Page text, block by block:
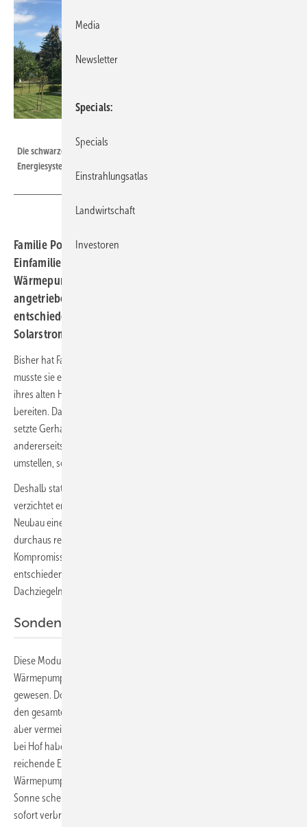
Die schwarzen Module auf dem Dach sind das Herz des gesamten
Energiesystems.
Familie Popp hat sich beim Neubau ihres
Einfamilienhauses für ein modernes Energiekonzept aus
Wärmepumpenheizung und Elektroauto – beides
angetrieben von selbst produziertem Solarstrom –
entschieden. Für die Erhöhung des vor Ort genutzten
Solarstromanteils sorgt ein großes Speichersystem.
Bisher hat Familie Popp aus Oberfranken mit Öl geheizt. Jedes Jahr
musste sie etwa 5.000 Liter durch den Brenner jagen, um die Räume
ihres alten Hauses zu beheizen und genügend Warmwasser zu
bereiten. Das sollte sich beim Bau eines neuen Domizils ändern. Dazu
setzte Gerhard Popp einerseits auf einen guten Dämmstandard. Doch
andererseits wollte er die Energieversorgung nict nur auf Erneuerbare
umstellen, sondern auch selbst in die Hand nehmen.
Deshalb statte er sein Dach mit einer Photovoltaikanlage aus. Zwar
verzichtet er auf die Integration der Module in die Dachhaut – beim
Neubau eine Alternative zur herkömmlichen Dacheindeckung, die sich
durchaus rechnet. Allerdings hat er zumindest einen ästhetischen
Kompromiss gefunden. Denn er hat sich für schwarze Module
entschieden, die im Vergleich zu den ebenfalls schwarzen
Dachziegeln nicht allzu auffällig sind.
Sonden für die Wärmepumpe gebohrt
Diese Module mit einer Leistung von 9,86 Kilowatt treiben eine
Wärmepumpe an. Zwar wäre auf dem Dach Platz für mehr Module
gewesen. Doch hätte dann die Familie Popp anteilig EEG-Umlage auf
den gesamten, selbst genutzten Strom zahlen müssen. Das wollte sie
aber vermeiden. Die Monteure der Gemeinhardt AG aus Oberkotzau
bei Hof haben Für die Wärmeversorgung vier bis zu 100 Meter tief
reichende Erdsonden verlegt, um von dort die Wärme für die
Wärmepumpe zu beziehen. Die Anlage läuft hauptsächlich, wenn die
Sonne scheint und die Module ausreichend Strom liefern. Was nicht
sofort verbraucht wird, schickt die Wärmepumpe in einen
Media
Newsletter
Specials
Specials
Einstrahlungsatlas
Landwirtschaft
Investoren